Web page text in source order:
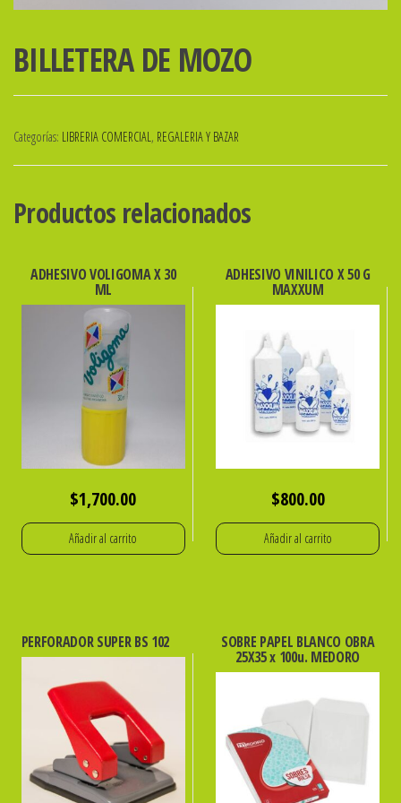
BILLETERA DE MOZO
Categorías: LIBRERIA COMERCIAL , REGALERIA Y BAZAR
Productos relacionados
ADHESIVO VOLIGOMA X 30
ML
$1,700.00
Añadir al carrito
ADHESIVO VINILICO X 50 G
MAXXUM
$800.00
Añadir al carrito
PERFORADOR SUPER BS 102 SOBRE PAPEL BLANCO OBRA
25X35 x 100u. MEDORO